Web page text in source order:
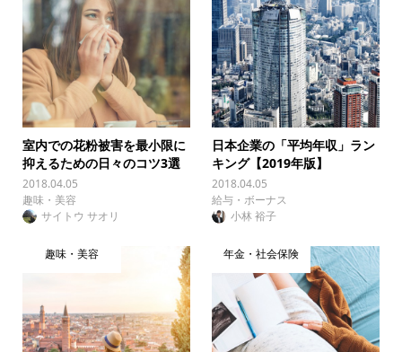
室内での花粉被害を最小限に
抑えるための日々のコツ3選
2018.04.05
趣味・美容
サイトウ サオリ
日本企業の「平均年収」ラン
キング【2019年版】
2018.04.05
給与・ボーナス
小林 裕子
趣味・美容 年金・社会保険